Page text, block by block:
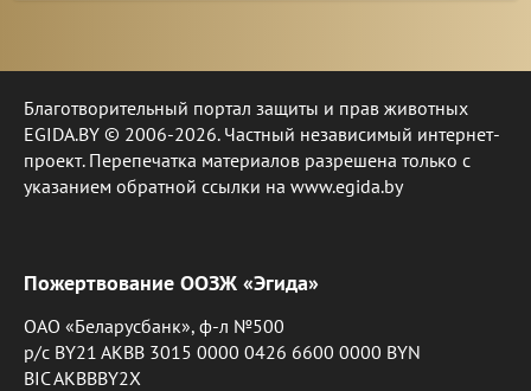
Благотворительный портал защиты и прав животных
EGIDA.BY © 2006-2026. Частный независимый интернет-
проект. Перепечатка материалов разрешена только с
указанием обратной ссылки на www.egida.by
Пожертвование ООЗЖ «Эгида»
ОАО «Беларусбанк», ф-л №500
р/с BY21 AKBB 3015 0000 0426 6600 0000 BYN
BIC AKBBBY2X